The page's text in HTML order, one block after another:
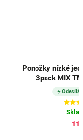
Ponožky nízké
3pack MIX